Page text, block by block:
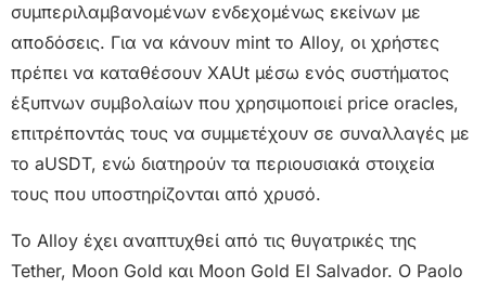
συμπεριλαμβανομένων ενδεχομένως εκείνων με
αποδόσεις. Για να κάνουν mint το Alloy, οι χρήστες
πρέπει να καταθέσουν XAUt μέσω ενός συστήματος
έξυπνων συμβολαίων που χρησιμοποιεί price oracles,
επιτρέποντάς τους να συμμετέχουν σε συναλλαγές με
το aUSDT, ενώ διατηρούν τα περιουσιακά στοιχεία
τους που υποστηρίζονται από χρυσό.
Το Alloy έχει αναπτυχθεί από τις θυγατρικές της
Tether, Moon Gold και Moon Gold El Salvador. Ο Paolo